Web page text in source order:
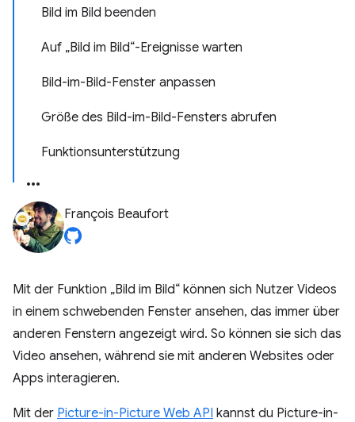
Bild im Bild beenden
Auf „Bild im Bild“-Ereignisse warten
Bild-im-Bild-Fenster anpassen
Größe des Bild-im-Bild-Fensters abrufen
Funktionsunterstützung
François Beaufort
Mit der Funktion „Bild im Bild“ können sich Nutzer Videos
in einem schwebenden Fenster ansehen, das immer über
anderen Fenstern angezeigt wird. So können sie sich das
Video ansehen, während sie mit anderen Websites oder
Apps interagieren.
Mit der Picture-in-Picture Web API kannst du Picture-in-